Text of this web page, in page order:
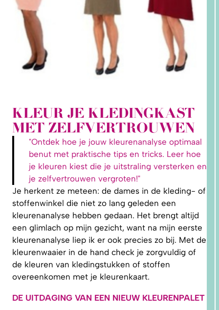
KLEUR JE KLEDINGKAST
MET ZELFVERTROUWEN
"Ontdek hoe je jouw kleurenanalyse optimaal
benut met praktische tips en tricks. Leer hoe
je kleuren kiest die je uitstraling versterken en
je zelfvertrouwen vergroten!"
Je herkent ze meteen: de dames in de kleding- of
stoffenwinkel die niet zo lang geleden een
kleurenanalyse hebben gedaan. Het brengt altijd
een glimlach op mijn gezicht, want na mijn eerste
kleurenanalyse liep ik er ook precies zo bij. Met de
kleurenwaaier in de hand check je zorgvuldig of
de kleuren van kledingstukken of stoffen
overeenkomen met je kleurenkaart.
DE UITDAGING VAN EEN NIEUW KLEURENPALET
LEER IK
PATRONEN
OP MAAT
MAKEN?
1.
WAAROM